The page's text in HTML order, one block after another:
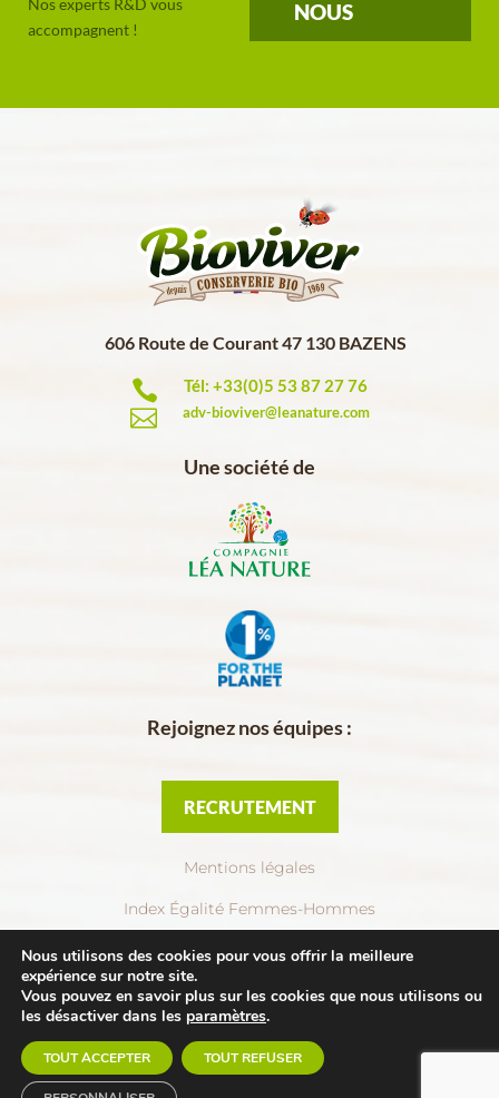
Nos experts R&D vous
accompagnent !
NOUS
606 Route de Courant 47 130 BAZENS
 Tél: +33(0)5 53 87 27 76
 adv-bioviver@leanature.com
Une société de
Rejoignez nos équipes :
RECRUTEMENT
Mentions légales
Index Égalité Femmes-Hommes
Politique de confidentialité
Création :Com’Sud
Nous utilisons des cookies pour vous offrir la meilleure
expérience sur notre site.
Vous pouvez en savoir plus sur les cookies que nous utilisons ou
les désactiver dans les paramètres.
TOUT ACCEPTER TOUT REFUSER